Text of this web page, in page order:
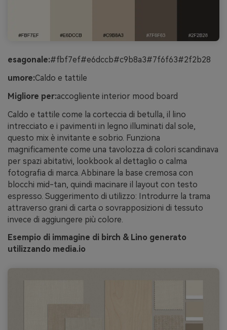
esagonale:#fbf7ef#e6dccb#c9b8a3#7f6f63#2f2b28
umore:Caldo e tattile
Migliore per:accogliente interior mood board
Caldo e tattile come la corteccia di betulla, il lino
intrecciato e i pavimenti in legno illuminati dal sole,
questo mix è invitante e sobrio. Funziona
magnificamente come una tavolozza di colori scandinava
per spazi abitativi, lookbook al dettaglio o calma
fotografia di marca. Abbinare la base cremosa con
blocchi mid-tan, quindi macinare il layout con testo
espresso. Suggerimento di utilizzo: Introdurre la trama
attraverso grani di carta o sovrapposizioni di tessuto
invece di aggiungere più colore.
Esempio di immagine di birch & Lino generato
utilizzando media.io